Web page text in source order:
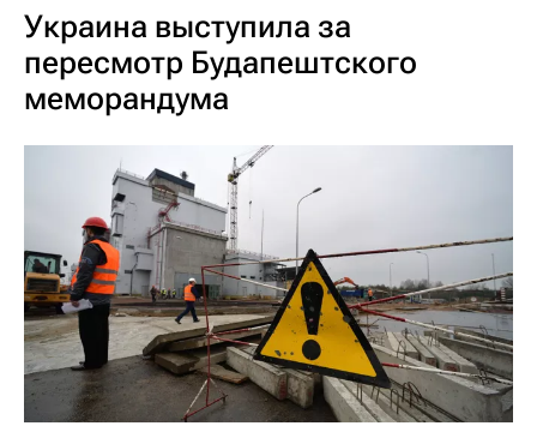
Украина выступила за
пересмотр Будапештского
меморандума